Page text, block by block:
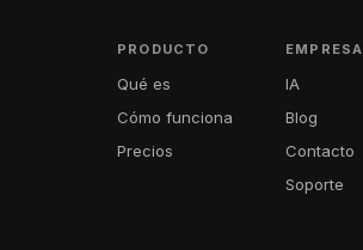
PRODUCTO
Qué es
Cómo funciona
Precios
EMPRESA
IA
Blog
Contacto
Soporte